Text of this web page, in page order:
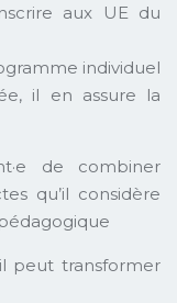
aux UE du
individuel
il en assure la
de combiner
qu’il considère
peut transformer